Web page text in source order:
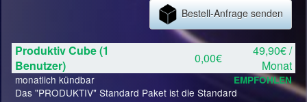
Bestell-Anfrage senden
Produktiv Cube (1
Benutzer)
0,00€
49,90€ /
Monat
monatlich kündbar EMPFOHLEN
Das "PRODUKTIV" Standard Paket ist die Standard